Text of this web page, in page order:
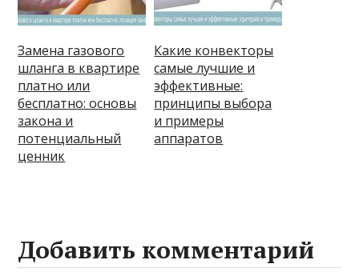
Замена газового
шланга в квартире
платно или
бесплатно: основы
закона и
потенциальный
ценник
Какие конвекторы
самые лучшие и
эффективные:
принципы выбора
и примеры
аппаратов
Добавить комментарий